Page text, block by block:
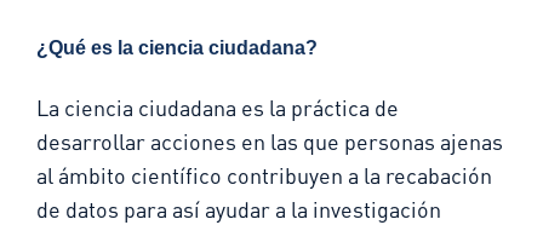
¿Qué es la ciencia ciudadana?
La ciencia ciudadana es la práctica de
desarrollar acciones en las que personas ajenas
al ámbito científico contribuyen a la recabación
de datos para así ayudar a la investigación